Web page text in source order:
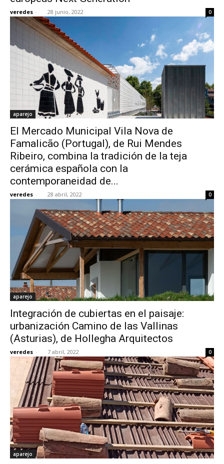
veredes - 28 junio, 2022 0
aparejo
El Mercado Municipal Vila Nova de
Famalicão (Portugal), de Rui Mendes
Ribeiro, combina la tradición de la teja
cerámica española con la
contemporaneidad de...
veredes - 28 abril, 2022 0
aparejo
Integración de cubiertas en el paisaje:
urbanización Camino de las Vallinas
(Asturias), de Hollegha Arquitectos
veredes - 7 abril, 2022 0
aparejo